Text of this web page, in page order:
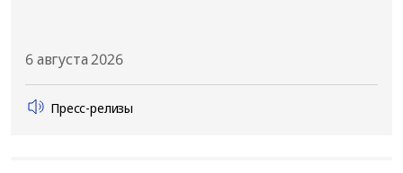
6 августа 2026
Пресс-релизы